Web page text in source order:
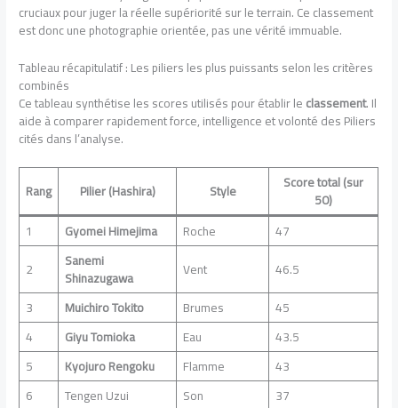
cruciaux pour juger la réelle supériorité sur le terrain. Ce classement
est donc une photographie orientée, pas une vérité immuable.
Tableau récapitulatif : Les piliers les plus puissants selon les critères
combinés
Ce tableau synthétise les scores utilisés pour établir leclassement. Il
aide à comparer rapidement force, intelligence et volonté des Piliers
cités dans l’analyse.
Rang Pilier (Hashira) Style Score total (sur
50)
1
Gyomei Himejima Roche
47
2
Sanemi
Shinazugawa Vent
46.5
3
Muichiro Tokito Brumes
45
4
Giyu Tomioka Eau
43.5
5
Kyojuro Rengoku Flamme
43
6
Tengen Uzui Son
37